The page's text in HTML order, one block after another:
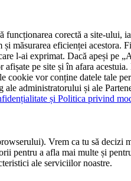
corectă a site-ului,
măsurarea eficienței
l-ai exprimat. Dacă apeși pe
pe site și în afara
cookie vor conține datele tale
administratorului și ale
și Politica privind
Vrem ca tu să decizi
pentru a afla mai multe și
ale serviciilor noastre.